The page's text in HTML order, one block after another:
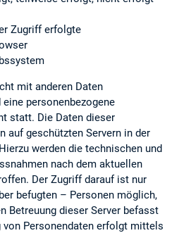
Zugriff erfolgte
mit anderen Daten
personenbezogene
statt. Die Daten dieser
auf geschützten Servern in der
werden die technischen und
nach dem aktuellen
Der Zugriff darauf ist nur
befugten – Personen möglich,
Betreuung dieser Server befasst
Personendaten erfolgt mittels